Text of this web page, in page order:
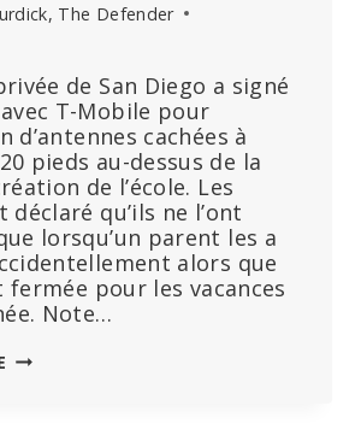
The Defender
de San Diego a signé
T-Mobile pour
d’antennes cachées à
pieds au-dessus de la
de l’école. Les
qu’ils ne l’ont
lorsqu’un parent les a
alors que
fermée pour les vacances
Note…
L’ÉCOLE